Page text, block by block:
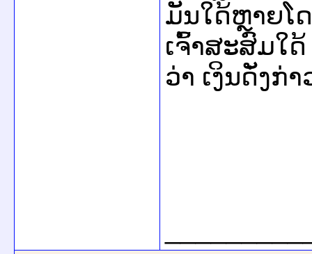
ມັນໃດ້ຫຼາຍໂ
ເຈົ້າສະສົມໃດ້
ວ່າ ເງິນດັ່ງກ່